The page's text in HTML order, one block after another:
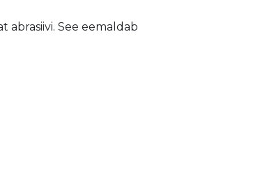
abrasiivi. See eemaldab